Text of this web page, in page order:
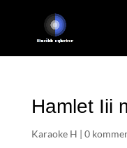
Hamlet Iii
Karaoke H | 0